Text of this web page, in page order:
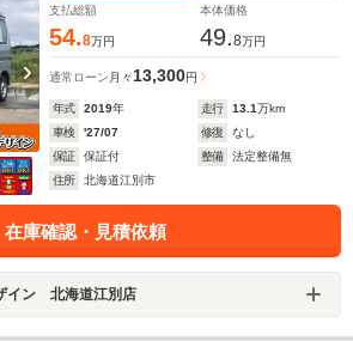
支払総額
54.8万円
本体価格
49.8万円
通常ローン 月々13,300円
年式 2019年 走行 13.1万km
車検
'27/07 修復
なし
保証
保証付 整備
法定整備無
住所
北海道江別市
在庫確認・見積依頼
イン 北海道江別店